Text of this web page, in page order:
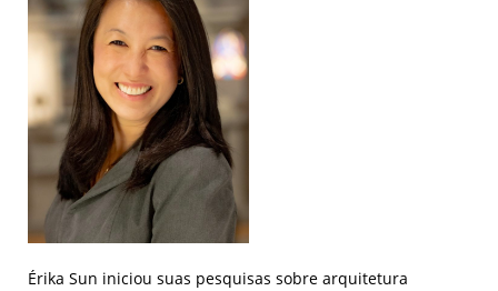
Érika Sun iniciou suas pesquisas sobre arquitetura